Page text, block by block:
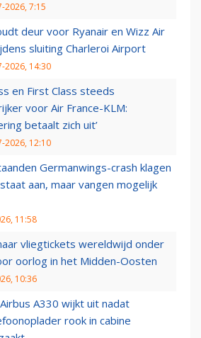
2026, 7:15
deur voor Ryanair en Wizz Air
sluiting Charleroi Airport
2026, 14:30
en First Class steeds
voor Air France-KLM:
betaalt zich uit’
2026, 12:10
Germanwings-crash klagen
aan, maar vangen mogelijk
11:58
vliegtickets wereldwijd onder
oorlog in het Midden-Oosten
10:36
Airbus A330 wijkt uit nadat
rook in cabine